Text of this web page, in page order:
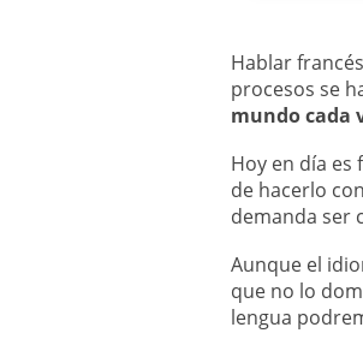
Hablar
procesos se
mundo cada
Hoy en día
de hacerlo
demanda ser
Aunque el
que no lo
lengua